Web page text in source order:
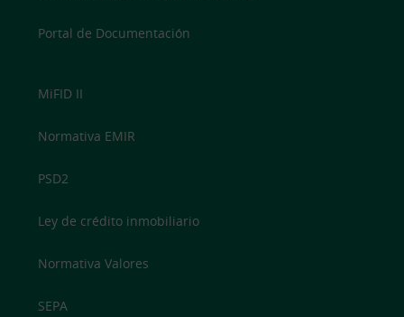
Portal de Documentación
MiFID II
Normativa EMIR
PSD2
Ley de crédito inmobiliario
Normativa Valores
SEPA